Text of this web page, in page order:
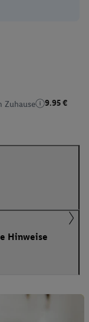
Zuhause 9.95 €
Hinweise